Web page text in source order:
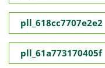
pll_618cc7707e2e2
pll_61a773170405f